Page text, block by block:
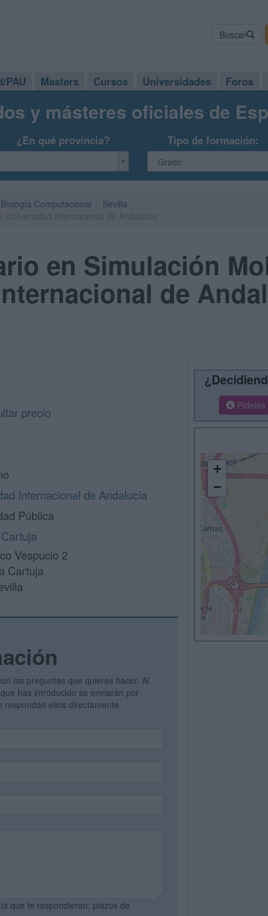
Buscar
PAU Masters Cursos Universidades Foros
y másteres oficiales de
¿En qué provincia? Tipo de formación:
Computacional
Sevilla
en Simulación
de
precio
Internacional de Andalucía
Pública
Vespucio 2
Cartuja
las preguntas que quieres hacer. Al
has introducido se enviarán por
ellos directamente.
que te respondieran: plazos de
Pídeles
+
−